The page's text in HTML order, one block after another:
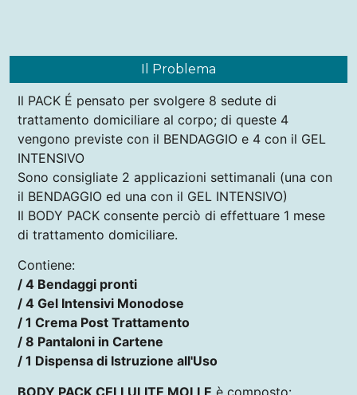
Il Problema
Il PACK É pensato per svolgere 8 sedute di
trattamento domiciliare al corpo; di queste 4
vengono previste con il BENDAGGIO e 4 con il GEL
INTENSIVO
Sono consigliate 2 applicazioni settimanali (una con
il BENDAGGIO ed una con il GEL INTENSIVO)
Il BODY PACK consente perciò di effettuare 1 mese
di trattamento domiciliare.
Contiene:
/ 4 Bendaggi pronti
/ 4 Gel Intensivi Monodose
/ 1 Crema Post Trattamento
/ 8 Pantaloni in Cartene
/ 1 Dispensa di Istruzione all'Uso
BODY PACK CELLULITE MOLLE è composto: